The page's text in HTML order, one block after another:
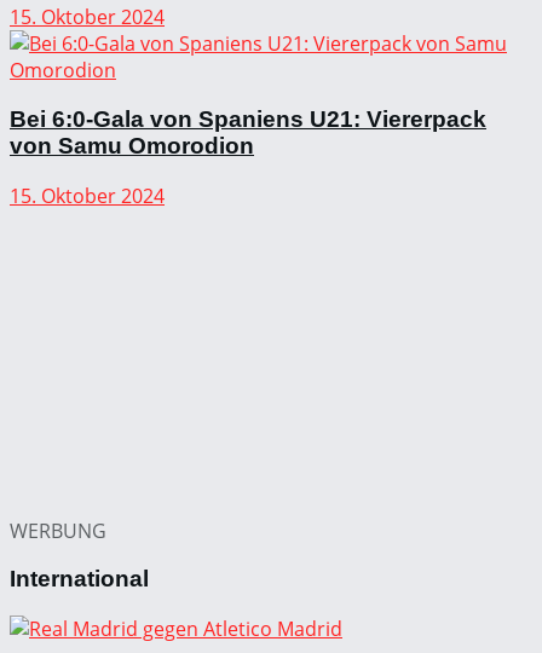
15. Oktober 2024
Bei 6:0-Gala von Spaniens U21: Viererpack
von Samu Omorodion
15. Oktober 2024
WERBUNG
International